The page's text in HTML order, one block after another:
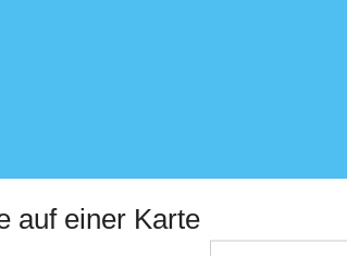
auf einer Karte